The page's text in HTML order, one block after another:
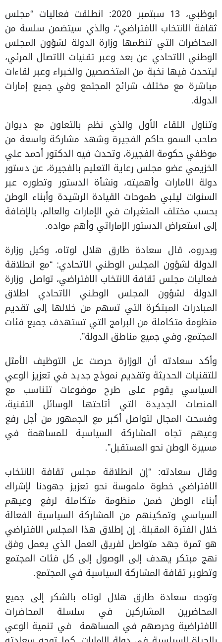
ابوظبي، 13 سبتمبر 2020: انطلقت فعاليات “مجلس
ثقافة الانتخاب الافتراضي“، والذي سيتضمن سلسة من
المحاضرات التي تنظمها وزارة الدولة لشؤون المجلس
الوطني الاتحادي عن بعد وعبر تقنيات الاتصال المرئي،
ليتحدث فيها نخبة من المتخصصين والخبراء وعبر لقاءات
مباشرة مع مختلف شرائح المجتمع وفي جميع إمارات
الدولة.
وتناول اللقاء الأول والذي نظم بالتعاون مع ديوان
صاحب السمو حاكم الفجيرة وشهد مشاركة واسعة من
موظفي حكومة الفجيرة، وتحدث فيه الدكتور أحمد علي
الخزيمي عضو مجلس رعاية التعليم بالفجيرة، عن دستور
دولة الامارات وأهميته، ونشأة الدستور وتطوره عبر
السنوات ليلبي طموحات القيادة الرشيدة وأبناء الوطن
بحسب مختلف المتغيرات في الإمارات والعالم، بالإضافة
إلى استعراض الدستور الإماراتي وأهم مواده.
وبدروه، قال سعادة طارق هلال لوتاه، وكيل وزارة
الدولة لشؤون المجلس الوطني الاتحادي: “مع انطلاقة
فعاليات مجلس ثقافة الانتخاب الافتراضي، تواصل وزارة
الدولة لشؤون المجلس الوطني الاتحادي اطلاق
المبادرات المبتكرة التي تسهم من خلالها إلى تقديم
منظومة متكاملة من البرامج التي تستهدف جميع فئات
المجتمع، وفي جميع مناطق الدولة”.
وأكد سعادته أن الوزارة حرصت عل التوظيف الأمثل
للتقنيات الحديثة وتقديم نموذج جديد في تعزيز الوعي
السياسي يقوم على طرح موضوعات تتناسب مع
المنصات الجديدة التي أتاحتها الوسائل التقنية،
وفسحت المجال لتواصل أكبر مع الجمهور من أجل رفع
وعيهم تجاه المشاركة السياسية للمساهمة في
مسيرة الوطن نحو المستقبل”.
وقال سعادته: “إن انطلاقة مجلس ثقافة الانتخاب
الافتراضي خطوة ملموسة نحو تعزيز جهودنا لإشراك
أبناء الوطن ضمن منظومة متكاملة لرفع وعيهم
السياسي وتمكينهم من المشاركة السياسية الفعالة
خلال الفترة المقبلة. إن إطلاق هذا المجلس الافتراضي
هو ثمرة جهد متواصل لفريق العمل الذي يعمل وفق
نهج مبتكر يهدف إلى الوصول إلى كل فئات المجتمع
وتطوير ثقافة المشاركة السياسية في المجتمع.
وتوجه سعادة طارق هلال لوتاه بالشكر إلى جميع
المحاضرين المشاركين في سلسلة المحاضرات
الافتراضية وحرصهم في المساهمة في تنمية الوعي